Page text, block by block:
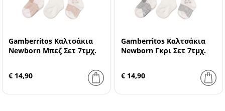
Gamberritos Καλτσάκια
Newborn Μπεζ Σετ 7τμχ.
€ 14,90
Gamberritos Καλτσάκια
Newborn Γκρι Σετ 7τμχ.
€ 14,90